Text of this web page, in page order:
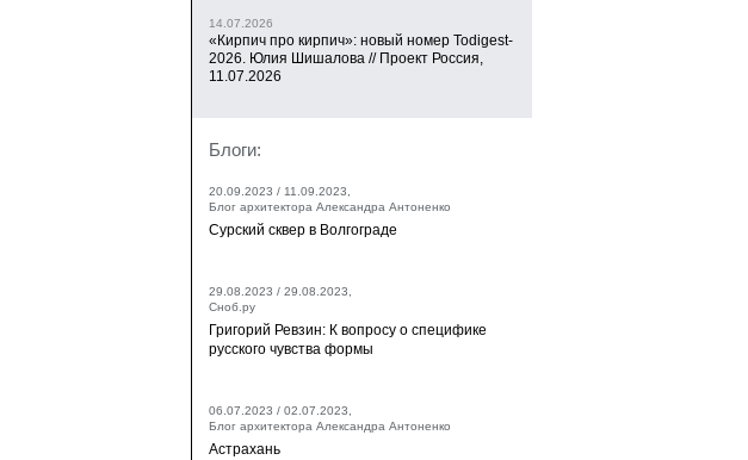
14.07.2026
«Кирпич про кирпич»: новый номер Todigest-
2026. Юлия Шишалова // Проект Россия,
11.07.2026
Блоги:
20.09.2023 / 11.09.2023,
Блог архитектора Александра Антоненко
Сурский сквер в Волгограде
29.08.2023 / 29.08.2023,
Сноб.ру
Григорий Ревзин: К вопросу о специфике
русского чувства формы
06.07.2023 / 02.07.2023,
Блог архитектора Александра Антоненко
Астрахань